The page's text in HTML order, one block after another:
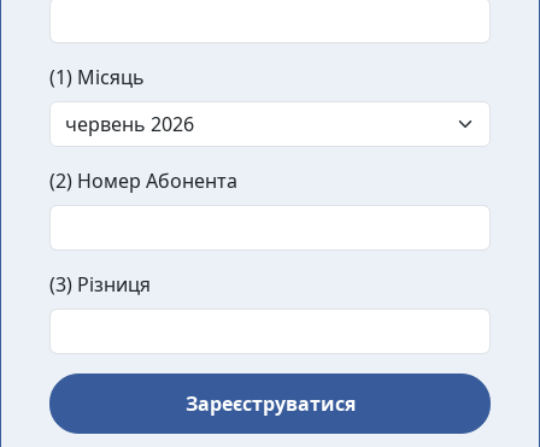
(1) Місяць
(2) Номер Абонента
(3) Різниця
Зареєструватися